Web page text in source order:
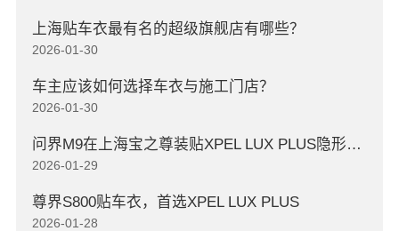
上海贴车衣最有名的超级旗舰店有哪些？
2026-01-30
车主应该如何选择车衣与施工门店？
2026-01-30
问界M9在上海宝之尊装贴XPEL LUX PLUS隐形车衣
2026-01-29
尊界S800贴车衣，首选XPEL LUX PLUS
2026-01-28